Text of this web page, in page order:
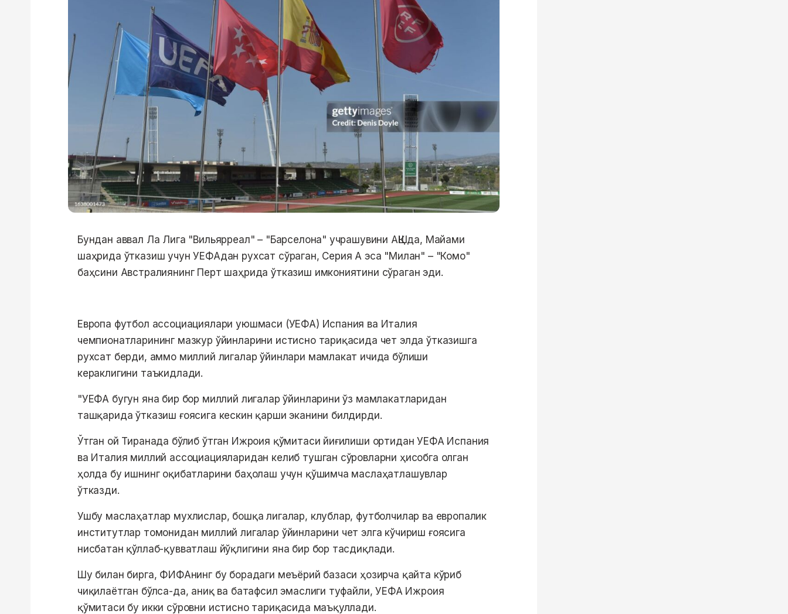
Бундан аввал Ла Лига "Вильярреал" – "Барселона" учрашувини АҚШда, Майами
шаҳрида ўтказиш учун УЕФАдан рухсат сўраган, Серия А эса "Милан" – "Комо"
баҳсини Австралиянинг Перт шаҳрида ўтказиш имкониятини сўраган эди.
Европа футбол ассоциациялари уюшмаси (УЕФА) Испания ва Италия
чемпионатларининг мазкур ўйинларини истисно тариқасида чет элда ўтказишга
рухсат берди, аммо миллий лигалар ўйинлари мамлакат ичида бўлиши
кераклигини таъкидлади.
"УЕФА бугун яна бир бор миллий лигалар ўйинларини ўз мамлакатларидан
ташқарида ўтказиш ғоясига кескин қарши эканини билдирди.
Ўтган ой Тиранада бўлиб ўтган Ижроия қўмитаси йиғилиши ортидан УЕФА Испания
ва Италия миллий ассоциацияларидан келиб тушган сўровларни ҳисобга олган
ҳолда бу ишнинг оқибатларини баҳолаш учун қўшимча маслаҳатлашувлар
ўтказди.
Ушбу маслаҳатлар мухлислар, бошқа лигалар, клублар, футболчилар ва европалик
институтлар томонидан миллий лигалар ўйинларини чет элга кўчириш ғоясига
нисбатан қўллаб-қувватлаш йўқлигини яна бир бор тасдиқлади.
Шу билан бирга, ФИФАнинг бу борадаги меъёрий базаси ҳозирча қайта кўриб
чиқилаётган бўлса-да, аниқ ва батафсил эмаслиги туфайли, УЕФА Ижроия
қўмитаси бу икки сўровни истисно тариқасида маъқуллади.